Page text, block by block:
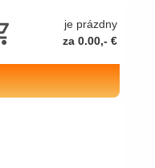
je prázdny
za 0.00,- €